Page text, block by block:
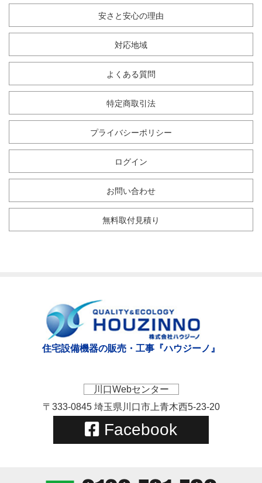
安さと安心の理由
対応地域
よくある質問
特定商取引法
プライバシーポリシー
ログイン
お問い合わせ
無料取付見積り
住宅設備機器の販売・工事『ハウジーノ』
川口Webセンター
〒333-0845 埼玉県川口市上青木西5-23-20
Facebook